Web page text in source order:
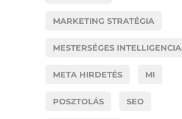
MARKETING STRATÉGIA
MESTERSÉGES INTELLIGENCIA
META HIRDETÉS MI
POSZTOLÁS SEO